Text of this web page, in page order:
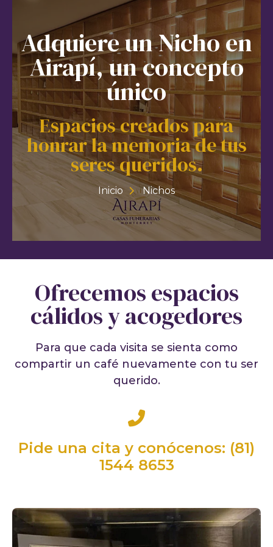
Adquiere un Nicho en
Airapí, un concepto
único
Espacios creados para
honrar la memoria de tus
seres queridos.
Inicio Nichos
Ofrecemos espacios
cálidos y acogedores
Para que cada visita se sienta como
compartir un café nuevamente con tu ser
querido.
Pide una cita y conócenos: (81)
1544 8653